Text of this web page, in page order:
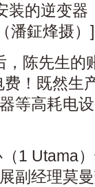
装的逆变
潘鉦烽摄）]
陈先生的
！既然生
等高耗电
1 Utama
副经理莫